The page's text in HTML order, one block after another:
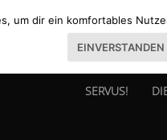
SERVUS!
um dir ein komfortables
EINVERSTANDEN